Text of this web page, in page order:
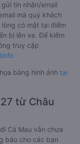
tin nhắn/email
mà quý khách
có mặt tại điểm
bị lên xe. Để kiểm
truy cập
bằng hình ảnh tại
từ Châu
Cà Mau vẫn chưa
báo cho các bạn